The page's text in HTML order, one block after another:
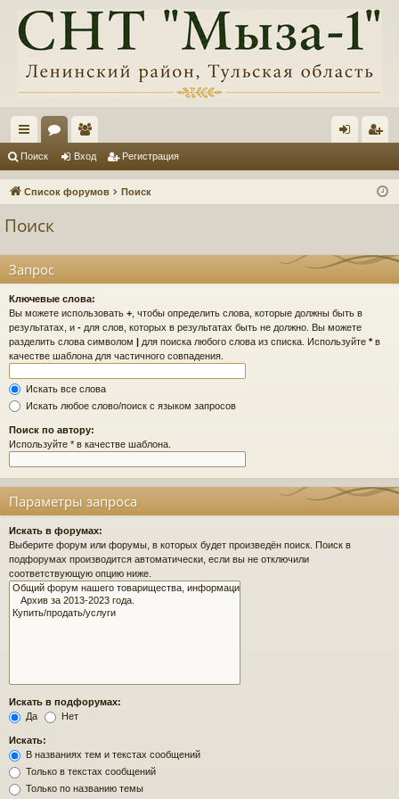
с
ы ум
ол
ьз д ис
ия
Поиск Вход Регистрация
Список форумов Поиск
Поиск
Запрос
Ключевые слова:
Вы можете использовать + , чтобы определить слова, которые должны быть в
результатах, и - для слов, которых в результатах быть не должно. Вы можете
разделить слова символом | для поиска любого слова из списка. Используйте *в
качестве шаблона для частичного совпадения.
Искать все слова
Искать любое слово/поиск с языком запросов
Поиск по автору:
Используйте * в качестве шаблона.
Параметры запроса
Искать в форумах:
Выберите форум или форумы, в которых будет произведён поиск. Поиск в
подфорумах производится автоматически, если вы не отключили
соответствующую опцию ниже.
Искать в подфорумах:
Да
Нет
Искать:
В названиях тем и текстах сообщений
Только в текстах сообщений
Только по названию темы